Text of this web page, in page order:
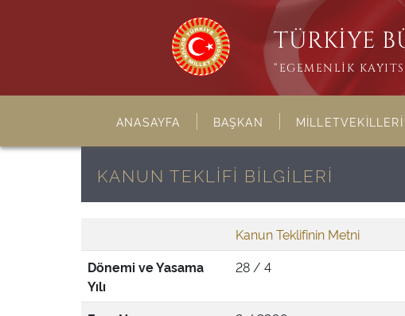
TÜRKİYE
“EGEMENLİK
ANASAYFA BAŞKAN MİLLETVEKİLLERİ
KANUN TEKLİFİ BİLGİLERİ
Kanun Teklifinin Metni
Dönemi ve Yasama
Yılı
28 / 4